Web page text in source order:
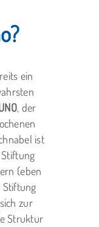
ein
, der
ist
(eben
Stiftung
zur
Struktur